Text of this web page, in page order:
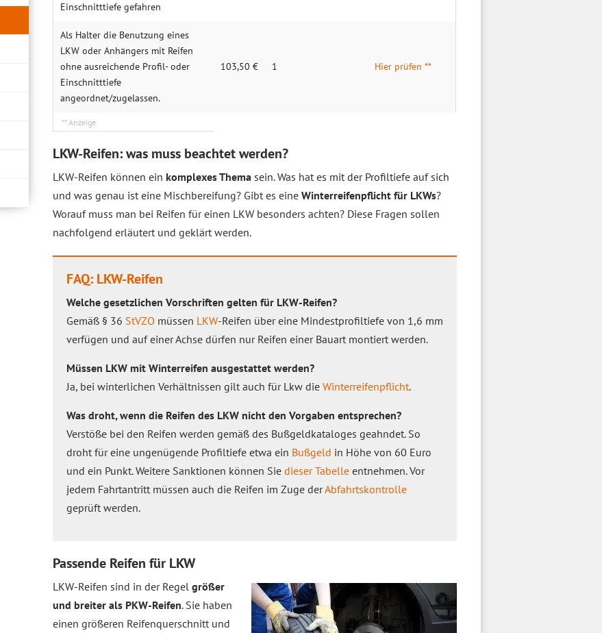
Einschnitttiefe gefahren
Als Halter die Benutzung eines
LKW oder Anhängers mit Reifen
ohne ausreichende Profil- oder
Einschnitttiefe
angeordnet/zugelassen.
103,50 € 1 Hier prüfen **
LKW-Reifen: was muss beachtet werden?
LKW-Reifen können ein komplexes Themasein. Was hat es mit der Profiltiefe auf sich
und was genau ist eine Mischbereifung? Gibt es eine Winterreifenpflicht für LKWs?
Worauf muss man bei Reifen für einen LKW besonders achten? Diese Fragen sollen
nachfolgend erläutert und geklärt werden.
FAQ: LKW-Reifen
Welche gesetzlichen Vorschriften gelten für LKW-Reifen?
Gemäß § 36 StVZO müssen LKW-Reifen über eine Mindestprofiltiefe von 1,6 mm
verfügen und auf einer Achse dürfen nur Reifen einer Bauart montiert werden.
Müssen LKW mit Winterreifen ausgestattet werden?
Ja, bei winterlichen Verhältnissen gilt auch für Lkw die Winterreifenpflicht.
Was droht, wenn die Reifen des LKW nicht den Vorgaben entsprechen?
Verstöße bei den Reifen werden gemäß des Bußgeldkataloges geahndet. So
droht für eine ungenügende Profiltiefe etwa ein Bußgeld in Höhe von 60 Euro
und ein Punkt. Weitere Sanktionen können Sie dieser Tabelleentnehmen. Vor
jedem Fahrtantritt müssen auch die Reifen im Zuge derAbfahrtskontrolle
geprüft werden.
Passende Reifen für LKW
LKW-Reifen sind in der Regel größer
und breiter als PKW-Reifen. Sie haben
einen größeren Reifenquerschnitt und